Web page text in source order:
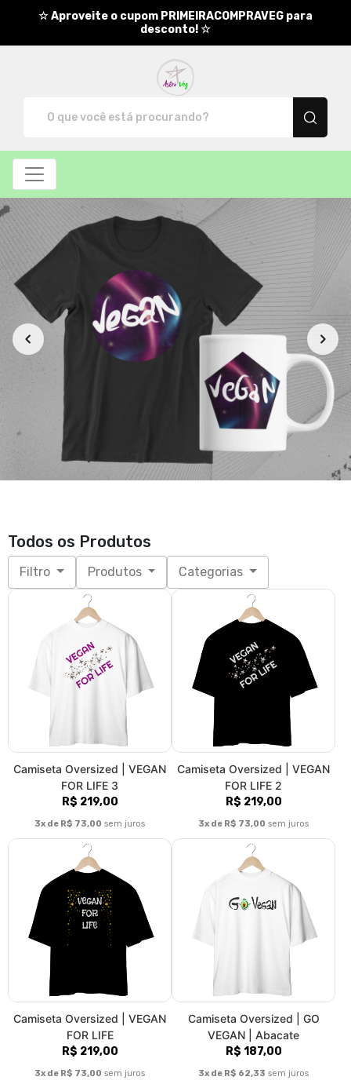
☆ Aproveite o cupom PRIMEIRACOMPRAVEG para
desconto! ☆
Todos os Produtos
Filtro Produtos
3x de R$ 73,00sem juros
Camiseta Oversized | VEGAN
FOR LIFE
R$ 219,00
3x de R$ 73,00 sem juros
Camiseta Oversized | GO
VEGAN | Abacate
R$ 187,00
3x de R$ 62,33 sem juros
Abacate Go Vegan Garrafa
Térmica
R$ 94,90
3x de R$ 31,63sem juros
Boné | Vegan Astral |
Pentágono
R$ 54,90
3x de R$ 18,30sem juros